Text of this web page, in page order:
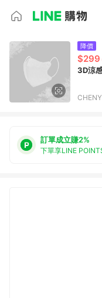
降價
$299
3D涼
訂單成立賺2%
下單享LINE